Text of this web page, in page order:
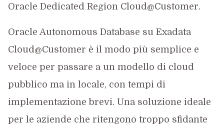
Oracle Dedicated Region Cloud@Customer.
Oracle Autonomous Database su Exadata
Cloud@Customer è il modo più semplice e
veloce per passare a un modello di cloud
pubblico ma in locale, con tempi di
implementazione brevi. Una soluzione ideale
per le aziende che ritengono troppo sfidante